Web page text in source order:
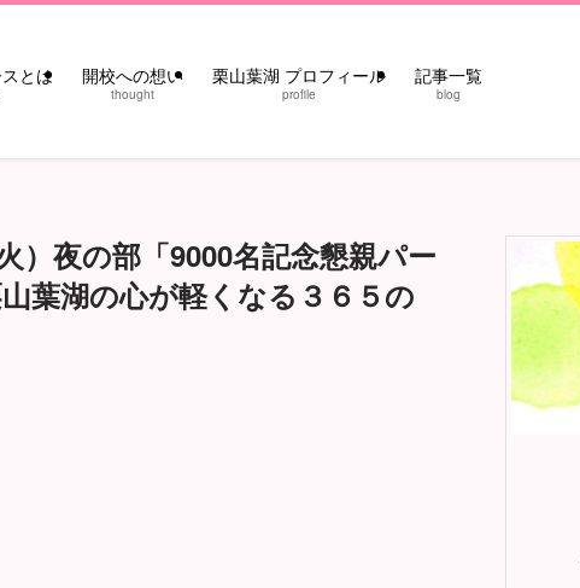
とは 開校への想い
thought
栗山葉湖 プロフィール
profile
記事一覧
blog
）夜の部「9000名記念懇親パー
葉湖の心が軽くなる３６５の